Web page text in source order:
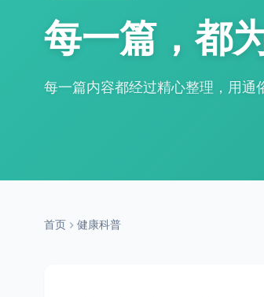
每一篇，都
每一篇内容都经过精心整理，用通
首页 健康科普